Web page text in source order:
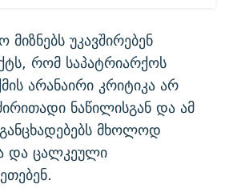
უკავშირებენ
რომ საპატრიარქოს
არანაირი კრიტიკა არ
ნაწილისგან და ამ
მხოლოდ
და ცალკეული